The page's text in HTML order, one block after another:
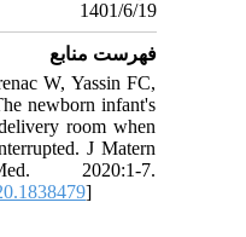
C, Delanaud S, Brenac W,
M, Tourneux P. The
in the delivery
care has to be interrupted.
Neonatal Med.
14767058.2020.1838479